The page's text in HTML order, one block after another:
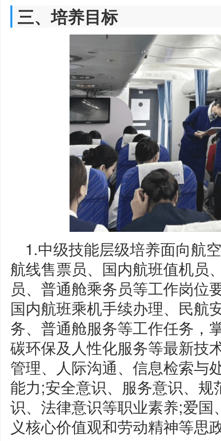
三、培养目标
1.中级技能层级培养面向航
航线售票员、国内航班值机员
员、普通舱乘务员等工作岗位
国内航班乘机手续办理、民航
务、普通舱服务等工作任务，
碳环保及人性化服务等最新技
管理、人际沟通、信息检索与
能力;安全意识、服务意识、
识、法律意识等职业素养;爱
义核心价值观和劳动精神等思